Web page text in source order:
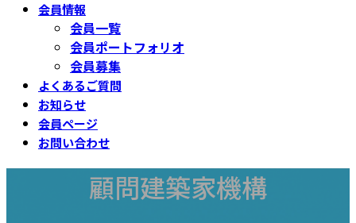
会員情報
会員一覧
会員ポートフォリオ
会員募集
よくあるご質問
お知らせ
会員ページ
お問い合わせ
顧問建築家機構